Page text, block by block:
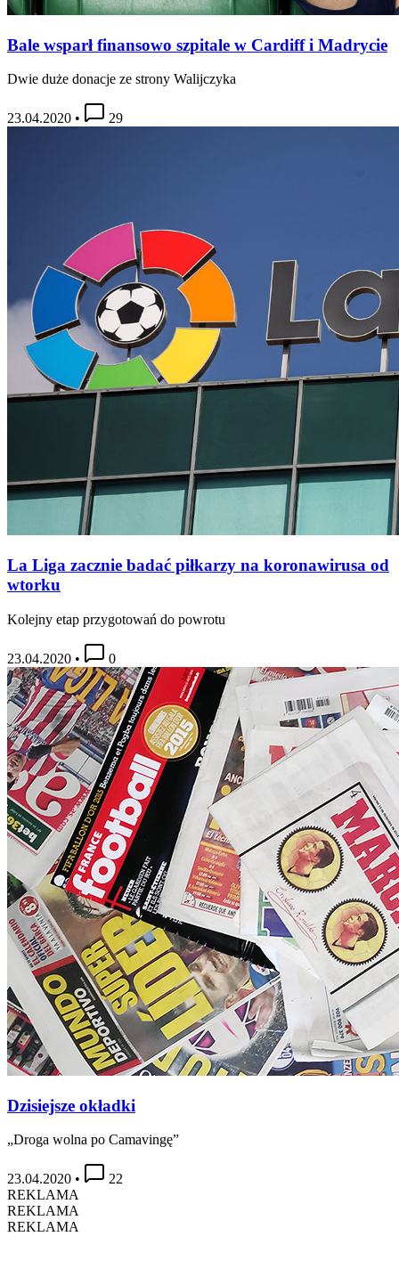
Bale wsparł finansowo szpitale w Cardiff i Madrycie
Dwie duże donacje ze strony Walijczyka
23.04.2020 • 29
La Liga zacznie badać piłkarzy na koronawirusa od
wtorku
Kolejny etap przygotowań do powrotu
23.04.2020 • 0
Dzisiejsze okładki
„Droga wolna po Camavingę”
23.04.2020 •
22
REKLAMA
REKLAMA
REKLAMA